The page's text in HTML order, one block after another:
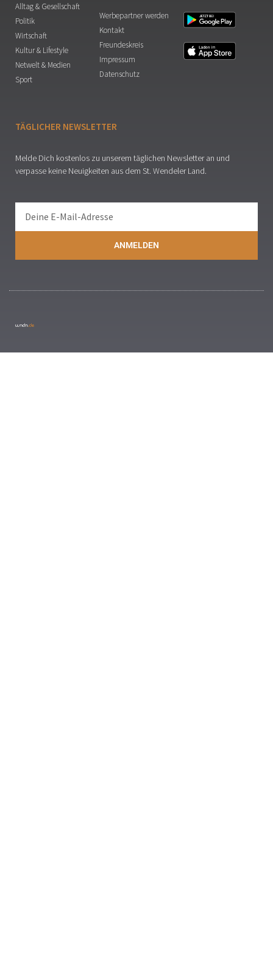
Alltag & Gesellschaft
Politik
Wirtschaft
Kultur & Lifestyle
Netwelt & Medien
Sport
Werbepartner werden
Kontakt
Freundeskreis
Impressum
Datenschutz
TÄGLICHER NEWSLETTER
Melde Dich kostenlos zu unserem täglichen Newsletter an und
verpasse keine Neuigkeiten aus dem St. Wendeler Land.
ANMELDEN